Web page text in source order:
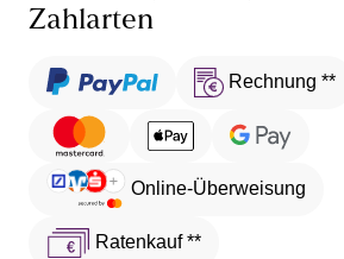
Zahlarten
Rechnung **
Online-Überweisung
Ratenkauf **